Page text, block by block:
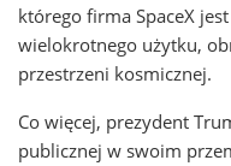
którego firma SpaceX
wielokrotnego użytku,
przestrzeni kosmicznej.
Co więcej, prezydent
publicznej w swoim